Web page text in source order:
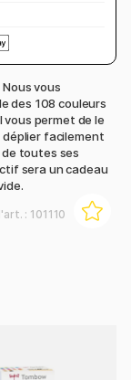
vous
des 108 couleurs
vous permet de le
facilement
toutes ses
sera un cadeau
: 101110